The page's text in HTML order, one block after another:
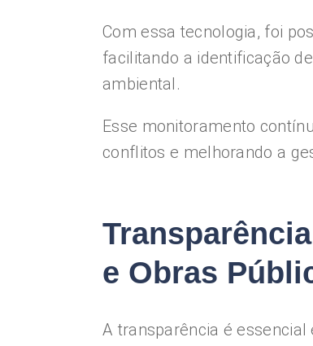
Com essa tecnologia, foi
facilitando a identificação
ambiental.
Esse monitoramento
conflitos e melhorando a
e Obras
A transparência é essencial